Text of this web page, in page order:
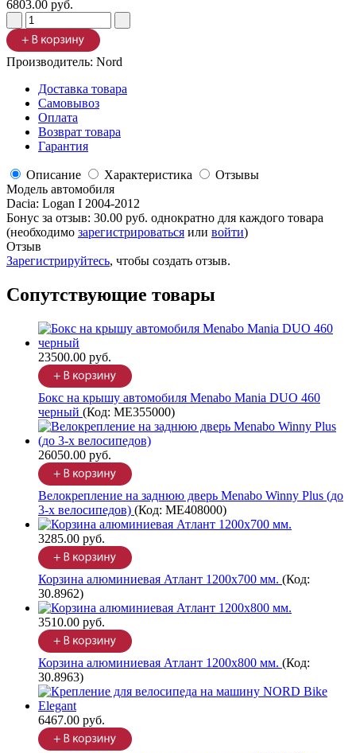
6803.00 руб.
Производитель: Nord
Доставка товара
Самовывоз
Оплата
Возврат товара
Гарантия
Описание Характеристика
Отзывы
Модель автомобиля
Dacia: Logan I 2004-2012
Бонус за отзыв: 30.00 руб. однократно для каждого товара
(необходимо зарегистрироваться или войти)
Отзыв
Зарегистрируйтесь, чтобы создать отзыв.
Сопутствующие товары
23500.00 руб.
Бокс на крышу автомобиля Menabo Mania DUO 460
черный (Код: ME355000)
26050.00 руб.
Велокрепление на заднюю дверь Menabo Winny Plus (до
3-х велосипедов) (Код: ME408000)
3285.00 руб.
Корзина алюминиевая Атлант 1200х700 мм. (Код:
30.8962)
3510.00 руб.
Корзина алюминиевая Атлант 1200х800 мм. (Код:
30.8963)
6467.00 руб.